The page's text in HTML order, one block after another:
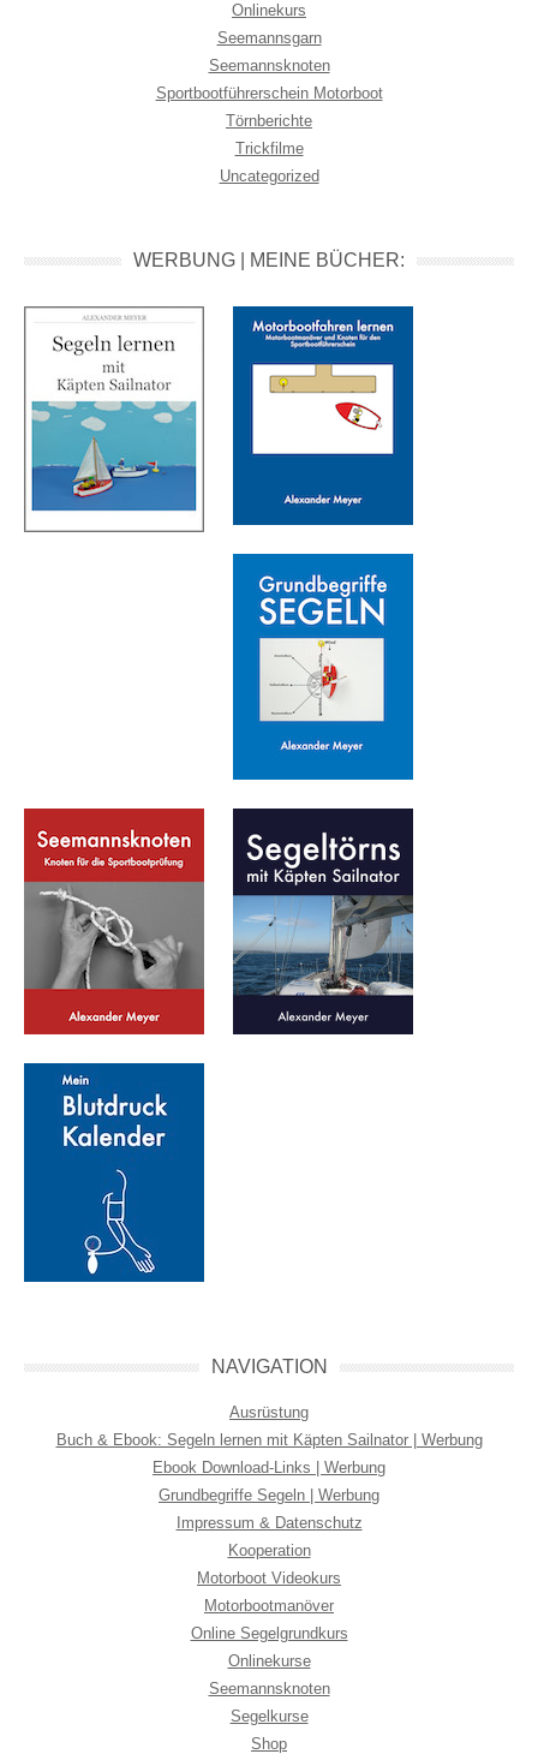
Onlinekurs
Seemannsgarn
Seemannsknoten
Sportbootführerschein Motorboot
Törnberichte
Trickfilme
Uncategorized
WERBUNG | MEINE BÜCHER:
NAVIGATION
Ausrüstung
Buch & Ebook: Segeln lernen mit Käpten Sailnator | Werbung
Ebook Download-Links | Werbung
Grundbegriffe Segeln | Werbung
Impressum & Datenschutz
Kooperation
Motorboot Videokurs
Motorbootmanöver
Online Segelgrundkurs
Onlinekurse
Seemannsknoten
Segelkurse
Shop